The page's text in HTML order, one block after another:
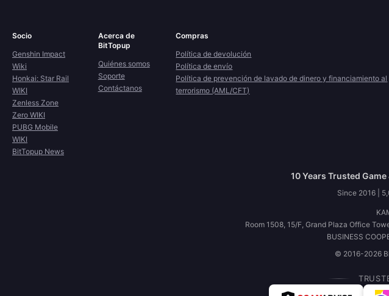
Socio
Genshin Impact
Wiki
Honkai: Star Rail
WIKI
Zenless Zone
Zero WIKI
PUBG Mobile
WIKI
BitTopup News
Acerca de
BitTopup
Quiénes somos
Soporte
Contáctanos
Compras
Política de devolución
Política de envío
Política de prevención de lavado de dinero y financiamiento al
terrorismo (AML/CFT)
10 Years Trusted
Since 2016 |
Room 1508, 15/F, Grand Plaza Office
BUSINESS
© 2016-2026